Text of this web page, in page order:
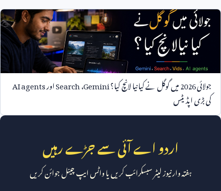
جولائی2026میں گوگل نے کیا نیا لانچ کیا؟Gemini،SearchاورAI agents
کی بڑی اپڈیٹس
اردو اے آئی سے جڑے رہیں
ہفتہ وار نیوز لیٹر سبسکرائب کریں یا واٹس ایپ چینل جوائن کریں